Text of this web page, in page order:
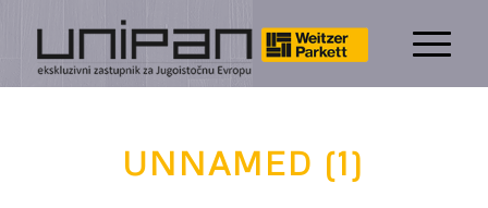
UNNAMED (1)